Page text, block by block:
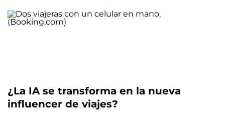
¿La IA se transforma en la nueva
influencer de viajes?